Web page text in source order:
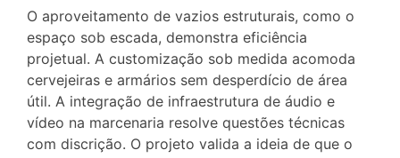
O aproveitamento de vazios estruturais, como o
espaço sob escada, demonstra eficiência
projetual. A customização sob medida acomoda
cervejeiras e armários sem desperdício de área
útil. A integração de infraestrutura de áudio e
vídeo na marcenaria resolve questões técnicas
com discrição. O projeto valida a ideia de que o